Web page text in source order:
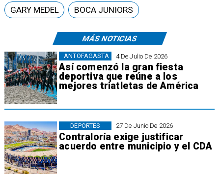
MÁS NOTICIAS
4 De Julio De 2026
Así comenzó la gran fiesta
deportiva que reúne a los
mejores triatletas de América
ANTOFAGASTA
27 De Junio De 2026
Contraloría exige justificar
acuerdo entre municipio y el CDA
DEPORTES
GARY MEDEL BOCA JUNIORS